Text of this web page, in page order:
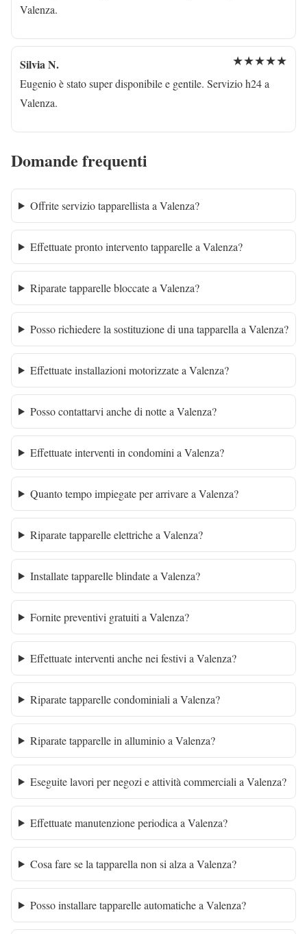
Valenza.
Silvia N. ★★★★★
Eugenio è stato super disponibile e gentile. Servizio h24 a
Valenza.
Domande frequenti
Offrite servizio tapparellista a Valenza?
Effettuate pronto intervento tapparelle a Valenza?
Riparate tapparelle bloccate a Valenza?
Posso richiedere la sostituzione di una tapparella a Valenza?
Effettuate installazioni motorizzate a Valenza?
Posso contattarvi anche di notte a Valenza?
Effettuate interventi in condomini a Valenza?
Quanto tempo impiegate per arrivare a Valenza?
Riparate tapparelle elettriche a Valenza?
Installate tapparelle blindate a Valenza?
Fornite preventivi gratuiti a Valenza?
Effettuate interventi anche nei festivi a Valenza?
Riparate tapparelle condominiali a Valenza?
Riparate tapparelle in alluminio a Valenza?
Eseguite lavori per negozi e attività commerciali a Valenza?
Effettuate manutenzione periodica a Valenza?
Cosa fare se la tapparella non si alza a Valenza?
Posso installare tapparelle automatiche a Valenza?